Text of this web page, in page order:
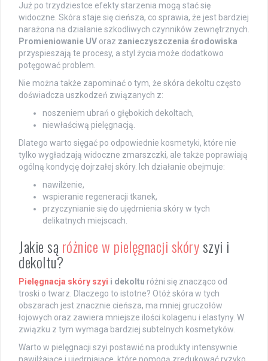
Już po trzydziestce efekty starzenia mogą stać się
widoczne. Skóra staje się cieńsza, co sprawia, że jest bardziej
narażona na działanie szkodliwych czynników zewnętrznych.
Promieniowanie UV oraz zanieczyszczenia środowiska
przyspieszają te procesy, a styl życia może dodatkowo
potęgować problem.
Nie można także zapominać o tym, że skóra dekoltu często
doświadcza uszkodzeń związanych z:
noszeniem ubrań o głębokich dekoltach,
niewłaściwą pielęgnacją.
Dlatego warto sięgać po odpowiednie kosmetyki, które nie
tylko wygładzają widoczne zmarszczki, ale także poprawiają
ogólną kondycję dojrzałej skóry. Ich działanie obejmuje:
nawilżenie,
wspieranie regeneracji tkanek,
przyczynianie się do ujędrnienia skóry w tych
delikatnych miejscach.
Jakie są różnice w pielęgnacji skóryszyi i
dekoltu?
Pielęgnacja skóry szyi i dekoltu różni się znacząco od
troski o twarz. Dlaczego to istotne? Otóż skóra w tych
obszarach jest znacznie cieńsza, ma mniej gruczołów
łojowych oraz zawiera mniejsze ilości kolagenu i elastyny. W
związku z tym wymaga bardziej subtelnych kosmetyków.
Warto w pielęgnacji szyi postawić na produkty intensywnie